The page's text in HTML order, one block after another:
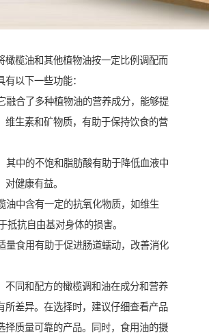
橄榄油和其他植物油按一定比例调配而
有以下一些功能：
融合了多种植物油的营养成分，能够提
维生素和矿物质，有助于保持饮食的营
其中的不饱和脂肪酸有助于降低血液中
健康有益。
油中含有一定的抗氧化物质，如维生
抵抗自由基对身体的损害。
量食用有助于促进肠道蠕动，改善消化
不同和配方的橄榄调和油在成分和营养
所差异。在选择时，建议仔细查看产品
择质量可靠的产品。同时，食用油的摄